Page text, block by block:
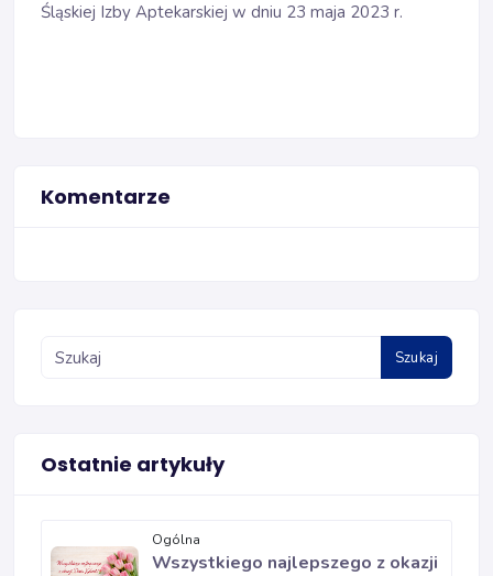
Śląskiej Izby Aptekarskiej w dniu 23 maja 2023 r.
Komentarze
Szukaj
Ostatnie artykuły
Ogólna
Wszystkiego najlepszego z okazji